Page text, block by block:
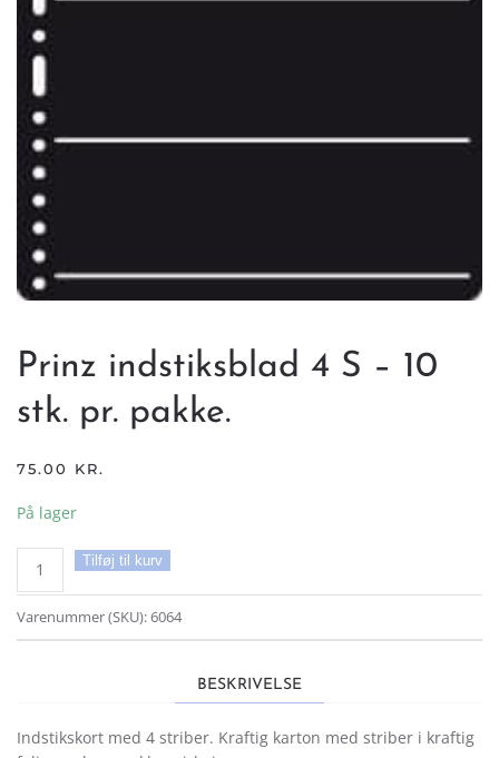
Prinz indstiksblad 4 S – 10
stk. pr. pakke.
75.00 KR.
På lager
indstiksblad
pr.
pakke.
Tilføj til kurv
Varenummer (SKU):6064
BESKRIVELSE
Indstikskort med 4 striber. Kraftig karton med striber i kraftig